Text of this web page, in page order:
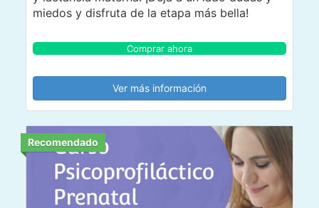
miedos y disfruta de la etapa más bella!
Comprar ahora
Ver más información
Recomendado